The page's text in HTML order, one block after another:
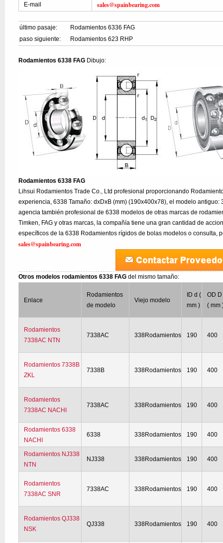
E-mail
sales@spainbearing.com
último pasaje:
Rodamientos 6336 FAG
paso siguiente:
Rodamientos 623 RHP
Rodamientos 6338 FAG Dibujo:
Rodamientos 6338 FAG
Lihsui Rodamientos Trade Co., Ltd profesional proporcionando
experiencia, 6338 Tamaño: dxDxB (mm) (190x400x78), el modelo
agencia también profesional de 6338 modelos de otras marcas de
Timken, FAG y otras marcas, la compañía tiene una gran cantidad de
específicos de la 6338 Rodamientos rígidos de bolas modelos o consulta,
sales@spainbearing.com
Otros modelos rodamientos 6338 FAGdel mismo tamaño:
Enlace
Rodamientos
de modelo
Viejo modelo
ID d (
mm )
OD D
( mm
Rodamientos
7338AC NTN
7338AC 338Rodamientos 190 400
Rodamientos 7338B
ZKL
7338B 338Rodamientos 190 400
Rodamientos
7338AC NACHI
7338AC 338Rodamientos 190 400
Rodamientos 6338
NACHI
6338 338Rodamientos 190 400
Rodamientos NJ338
NTN
NJ338 338Rodamientos 190 400
Rodamientos
7338AC SNR
7338AC 338Rodamientos 190 400
Rodamientos QJ338
NSK
QJ338 338Rodamientos 190 400